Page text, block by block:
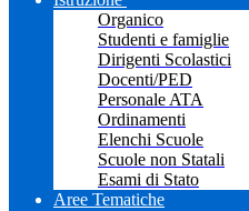
Organico
Studenti e famiglie
Dirigenti Scolastici
Docenti/PED
Personale ATA
Ordinamenti
Elenchi Scuole
Scuole non Statali
Esami di Stato
Aree Tematiche